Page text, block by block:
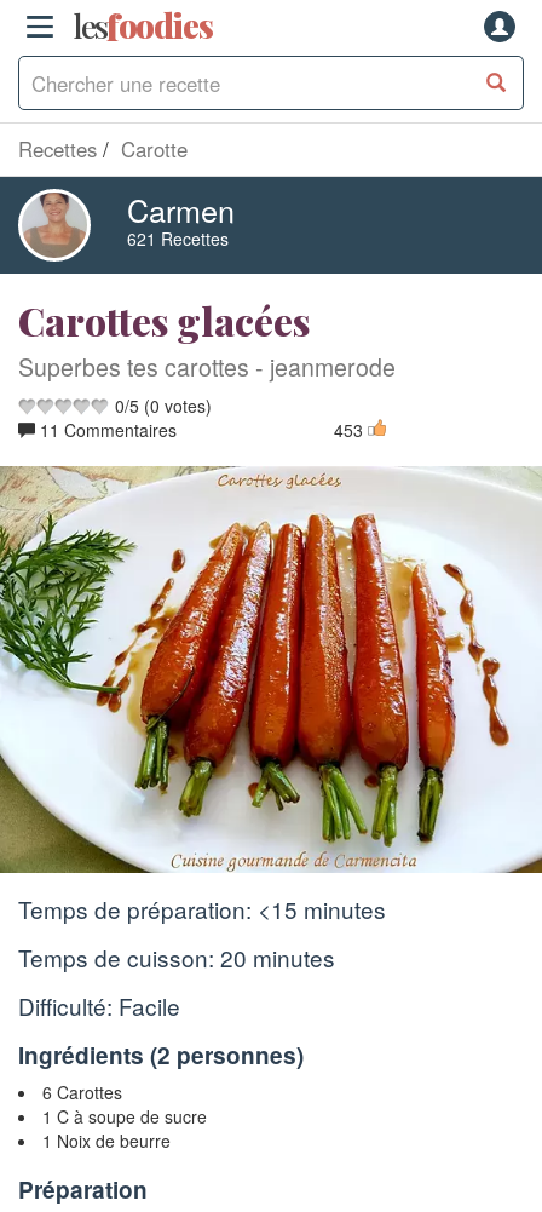
lesfoodies
Recettes Carotte
Carmen
621 Recettes
Carottes glacées
Superbes tes carottes - jeanmerode
0/5 (0 votes)
11 Commentaires
453
Temps de préparation: <15 minutes
Temps de cuisson: 20 minutes
Difficulté: Facile
Ingrédients (2 personnes)
6 Carottes
1 C à soupe de sucre
1 Noix de beurre
Préparation